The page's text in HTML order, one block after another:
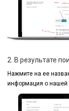
2. В результате
Нажмите на ее
информация о нашей